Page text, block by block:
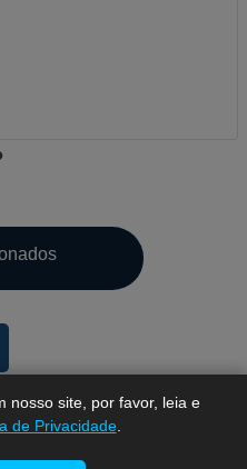
nosso site, por favor, leia e
de Privacidade.